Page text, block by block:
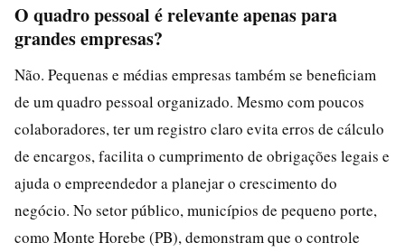
O quadro pessoal é relevante apenas para
grandes empresas?
Não. Pequenas e médias empresas também se beneficiam
de um quadro pessoal organizado. Mesmo com poucos
colaboradores, ter um registro claro evita erros de cálculo
de encargos, facilita o cumprimento de obrigações legais e
ajuda o empreendedor a planejar o crescimento do
negócio. No setor público, municípios de pequeno porte,
como Monte Horebe (PB), demonstram que o controle